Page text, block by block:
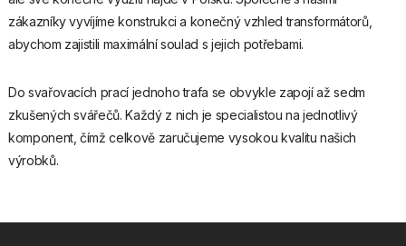
zákazníky vyvíjíme konstrukci a konečný vzhled transformátorů,
abychom zajistili maximální soulad s jejich potřebami.
Do svařovacích prací jednoho trafa se obvykle zapojí až sedm
zkušených svářečů. Každý z nich je specialistou na jednotlivý
komponent, čímž celkově zaručujeme vysokou kvalitu našich
výrobků.